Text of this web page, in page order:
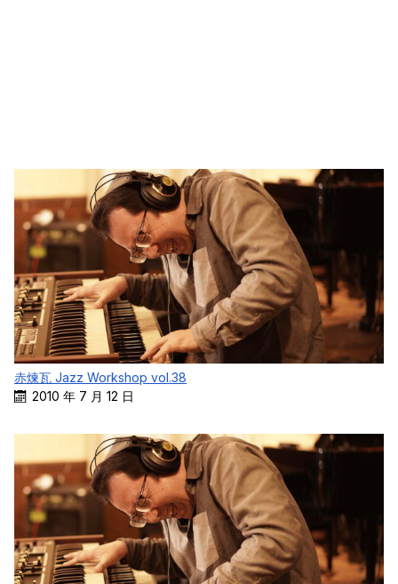
赤煉瓦 Jazz Workshop vol.38
2010 年 7 月 12 日